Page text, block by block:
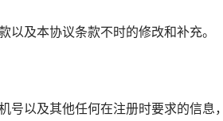
及本协议条款不时的修改和补充。
号以及其他任何在注册时要求的信息